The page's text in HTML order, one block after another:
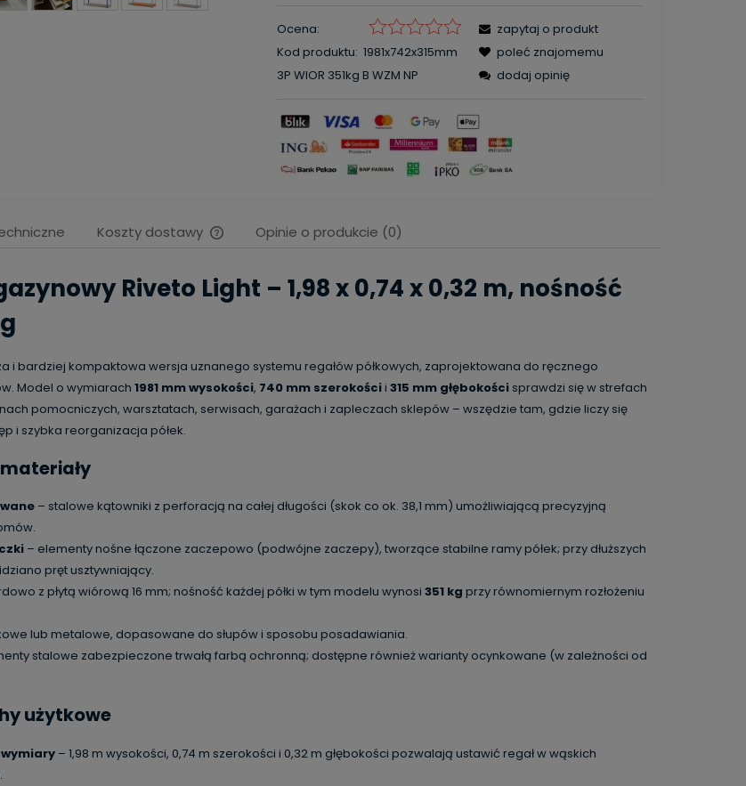
Ocena:
Kod produktu: 1981x742x315mm
3P WIOR 351kg B WZM NP
zapytaj o produkt
poleć znajomemu
dodaj opinię
Koszty dostawy
Cena nie zawiera ewentualnych
kosztów płatności
Opinie o produkcie (0)
Riveto Light – 1,98 x 0,74 x 0,32 m, nośność
i bardziej kompaktowa wersja uznanego systemu regałów półkowych, zaprojektowana do ręcznego
Model o wymiarach 1981 mm wysokości, 740 mm szerokościi 315 mm głębokości sprawdzi się w strefach
pomocniczych, warsztatach, serwisach, garażach i zapleczach sklepów – wszędzie tam, gdzie liczy się
i szybka reorganizacja półek.
– stalowe kątowniki z perforacją na całej długości (skok co ok. 38,1 mm) umożliwiającą precyzyjną
– elementy nośne łączone zaczepowo (podwójne zaczepy), tworzące stabilne ramy półek; przy dłuższych
pręt usztywniający.
z płytą wiórową 16 mm; nośność każdej półki w tym modelu wynosi 351 kg przy równomiernym rozłożeniu
lub metalowe, dopasowane do słupów i sposobu posadawiania.
stalowe zabezpieczone trwałą farbą ochronną; dostępne również warianty ocynkowane (w zależności od
użytkowe
– 1,98 m wysokości, 0,74 m szerokości i 0,32 m głębokości pozwalają ustawić regał w wąskich